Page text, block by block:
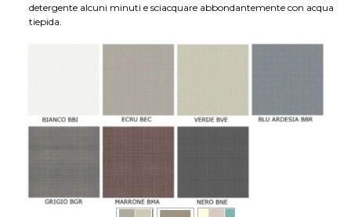
detergente alcuni minuti e sciacquare abbondantemente con acqua
tiepida.